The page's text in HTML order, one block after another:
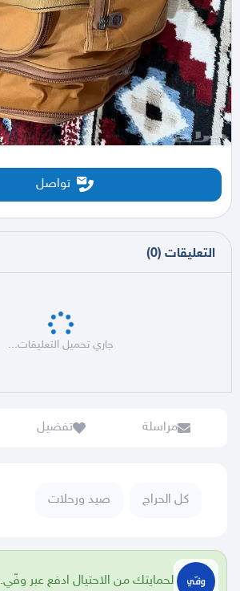
تواصل
التعليقات (
0
)
جاري تحميل التعليقات...
مراسلة تفضيل
كل الحراج صيد ورحلات
لحمايتك من الاحتيال ادفع عبر وفّي.